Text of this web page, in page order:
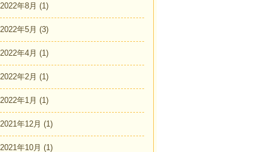
2022年8月 (1)
2022年5月 (3)
2022年4月 (1)
2022年2月 (1)
2022年1月 (1)
2021年12月 (1)
2021年10月 (1)